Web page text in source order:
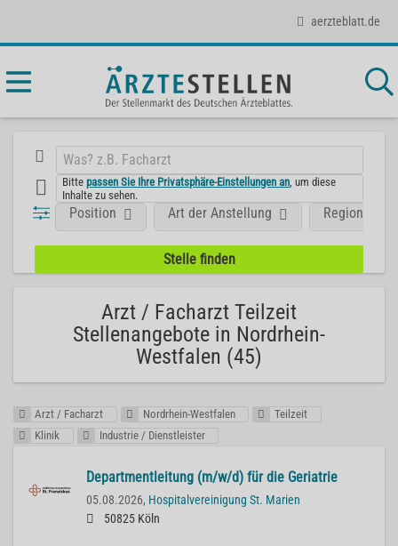
aerzteblatt.de
Bittepassen Sie Ihre Privatsphäre-Einstellungen an , um diese
Inhalte zu sehen.
Position Art der Anstellung Region
Arzt / Facharzt Teilzeit
Stellenangebote in Nordrhein-
Westfalen (45)
Arzt / Facharzt Nordrhein-Westfalen
Teilzeit
Klinik
Industrie / Dienstleister
Departmentleitung (m/w/d) für die Geriatrie
05.08.2026, Hospitalvereinigung St. Marien
50825 Köln